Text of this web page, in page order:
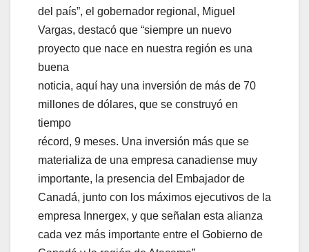
del país”, el gobernador regional, Miguel
Vargas, destacó que “siempre un nuevo
proyecto que nace en nuestra región es una
buena
noticia, aquí hay una inversión de más de 70
millones de dólares, que se construyó en
tiempo
récord, 9 meses. Una inversión más que se
materializa de una empresa canadiense muy
importante, la presencia del Embajador de
Canadá, junto con los máximos ejecutivos de la
empresa Innergex, y que señalan esta alianza
cada vez más importante entre el Gobierno de